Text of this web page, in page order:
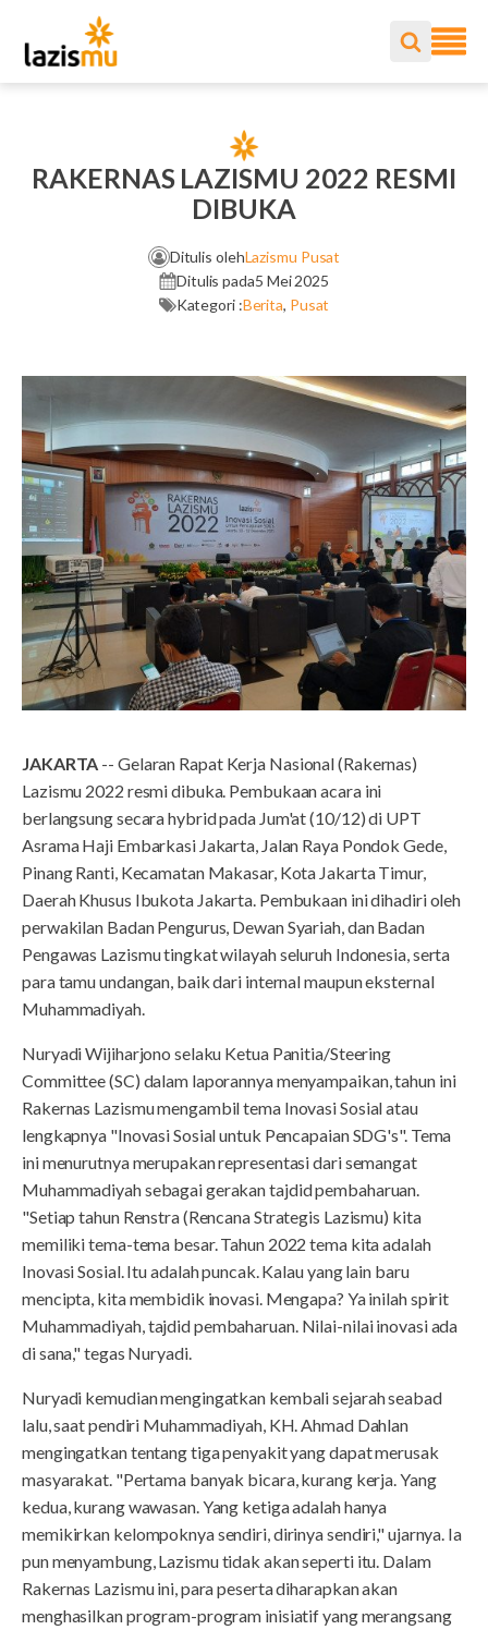
RAKERNAS LAZISMU 2022 RESMI
DIBUKA
Ditulis olehLazismu Pusat
Ditulis pada5 Mei 2025
Kategori :Berita, Pusat
JAKARTA -- Gelaran Rapat Kerja Nasional (Rakernas)
Lazismu 2022 resmi dibuka. Pembukaan acara ini
berlangsung secara hybrid pada Jum'at (10/12) di UPT
Asrama Haji Embarkasi Jakarta, Jalan Raya Pondok Gede,
Pinang Ranti, Kecamatan Makasar, Kota Jakarta Timur,
Daerah Khusus Ibukota Jakarta. Pembukaan ini dihadiri oleh
perwakilan Badan Pengurus, Dewan Syariah, dan Badan
Pengawas Lazismu tingkat wilayah seluruh Indonesia, serta
para tamu undangan, baik dari internal maupun eksternal
Muhammadiyah.
Nuryadi Wijiharjono selaku Ketua Panitia/Steering
Committee (SC) dalam laporannya menyampaikan, tahun ini
Rakernas Lazismu mengambil tema Inovasi Sosial atau
lengkapnya "Inovasi Sosial untuk Pencapaian SDG's". Tema
ini menurutnya merupakan representasi dari semangat
Muhammadiyah sebagai gerakan tajdid pembaharuan.
"Setiap tahun Renstra (Rencana Strategis Lazismu) kita
memiliki tema-tema besar. Tahun 2022 tema kita adalah
Inovasi Sosial. Itu adalah puncak. Kalau yang lain baru
mencipta, kita membidik inovasi. Mengapa? Ya inilah spirit
Muhammadiyah, tajdid pembaharuan. Nilai-nilai inovasi ada
di sana," tegas Nuryadi.
Nuryadi kemudian mengingatkan kembali sejarah seabad
lalu, saat pendiri Muhammadiyah, KH. Ahmad Dahlan
mengingatkan tentang tiga penyakit yang dapat merusak
masyarakat. "Pertama banyak bicara, kurang kerja. Yang
kedua, kurang wawasan. Yang ketiga adalah hanya
memikirkan kelompoknya sendiri, dirinya sendiri," ujarnya. Ia
pun menyambung, Lazismu tidak akan seperti itu. Dalam
Rakernas Lazismu ini, para peserta diharapkan akan
menghasilkan program-program inisiatif yang merangsang